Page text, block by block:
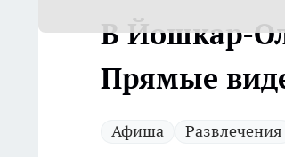
В Йошкар-
Прямые
Афиша Развлечения